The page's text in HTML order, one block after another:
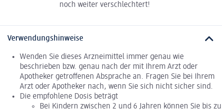
noch weiter verschlechtert!
Verwendungshinweise
Wenden Sie dieses Arzneimittel immer genau wie
beschrieben bzw. genau nach der mit Ihrem Arzt oder
Apotheker getroffenen Absprache an. Fragen Sie bei Ihrem
Arzt oder Apotheker nach, wenn Sie sich nicht sicher sind.
Die empfohlene Dosis beträgt
Bei Kindern zwischen 2 und 6 Jahren können Sie bis zu